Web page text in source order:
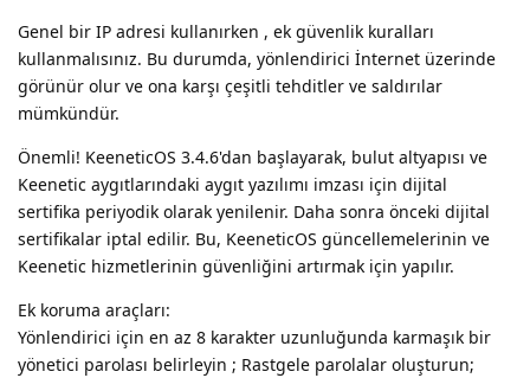
Genel bir IP adresi kullanırken , ek güvenlik kuralları
kullanmalısınız. Bu durumda, yönlendirici İnternet üzerinde
görünür olur ve ona karşı çeşitli tehditler ve saldırılar
mümkündür.
Önemli! KeeneticOS 3.4.6'dan başlayarak, bulut altyapısı ve
Keenetic aygıtlarındaki aygıt yazılımı imzası için dijital
sertifika periyodik olarak yenilenir. Daha sonra önceki dijital
sertifikalar iptal edilir. Bu, KeeneticOS güncellemelerinin ve
Keenetic hizmetlerinin güvenliğini artırmak için yapılır.
Ek koruma araçları:
Yönlendirici için en az 8 karakter uzunluğunda karmaşık bir
yönetici parolası belirleyin ; Rastgele parolalar oluşturun;